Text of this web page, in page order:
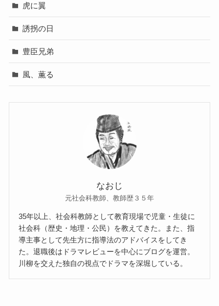
虎に翼
誘拐の日
豊臣兄弟
風、薫る
なおじ
元社会科教師、教師歴３５年
35年以上、社会科教師として教育現場で児童・生徒に
社会科（歴史・地理・公民）を教えてきた。また、指
導主事として先生方に指導法のアドバイスをしてき
た。退職後はドラマレビューを中心にブログを運営。
川柳を交えた独自の視点でドラマを深堀している。